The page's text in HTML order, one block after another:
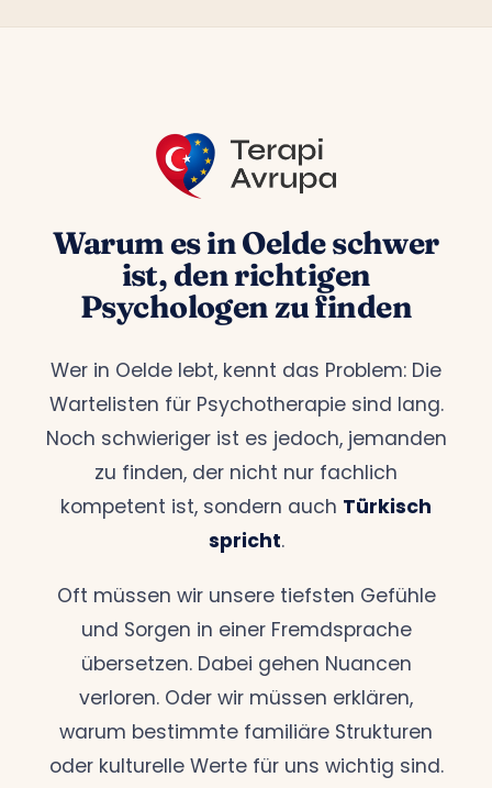
Warum es in Oelde schwer
ist, den richtigen
Psychologen zu finden
Wer in Oelde lebt, kennt das Problem: Die
Wartelisten für Psychotherapie sind lang.
Noch schwieriger ist es jedoch, jemanden
zu finden, der nicht nur fachlich
kompetent ist, sondern auch Türkisch
spricht.
Oft müssen wir unsere tiefsten Gefühle
und Sorgen in einer Fremdsprache
übersetzen. Dabei gehen Nuancen
verloren. Oder wir müssen erklären,
warum bestimmte familiäre Strukturen
oder kulturelle Werte für uns wichtig sind.